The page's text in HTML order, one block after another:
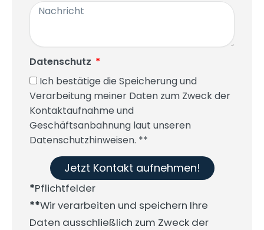
Datenschutz
Ich bestätige die Speicherung und
Verarbeitung meiner Daten zum Zweck der
Kontaktaufnahme und
Geschäftsanbahnung laut unseren
Datenschutzhinweisen. **
Jetzt Kontakt aufnehmen!
*Pflichtfelder
**Wir verarbeiten und speichern Ihre
Daten ausschließlich zum Zweck der